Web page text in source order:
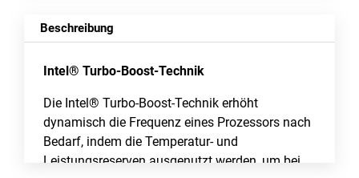
Beschreibung
Intel® Turbo-Boost-Technik
Die Intel® Turbo-Boost-Technik erhöht
dynamisch die Frequenz eines Prozessors nach
Bedarf, indem die Temperatur- und
Leistungsreserven ausgenutzt werden, um bei